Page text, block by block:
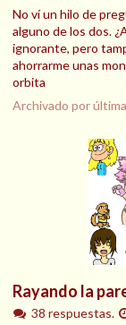
No ví un hilo de
alguno de los dos.
ignorante, pero
ahorrarme unas
orbita
Archivado por
Rayando la
38 respuestas.